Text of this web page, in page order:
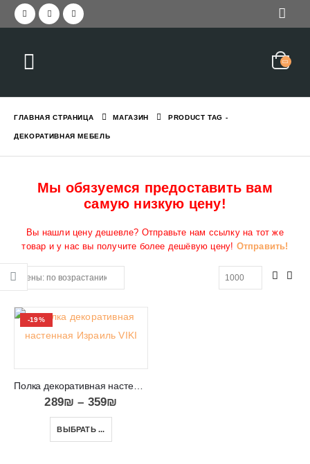
ГЛАВНАЯ СТРАНИЦА МАГАЗИН PRODUCT TAG -
ДЕКОРАТИВНАЯ МЕБЕЛЬ
Мы обязуемся предоставить вам
самую низкую цену!
Вы нашли цену дешевле? Отправьте нам ссылку на тот же
товар и у нас вы получите более дешёвую цену! Отправить!
-19%
Полка декоративная настенная Израиль VIKI 13
289₪ – 359₪
ВЫБРАТЬ ...